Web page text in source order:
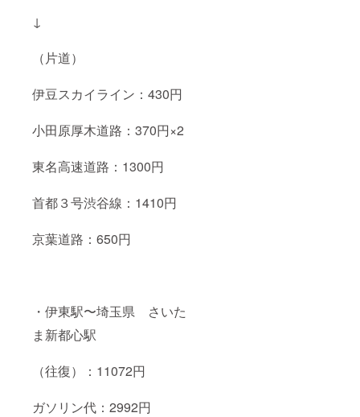
↓
（片道）
伊豆スカイライン：430円
小田原厚木道路：370円×2
東名高速道路：1300円
首都３号渋谷線：1410円
京葉道路：650円
・伊東駅〜埼玉県 さいた
ま新都心駅
（往復）：11072円
ガソリン代：2992円